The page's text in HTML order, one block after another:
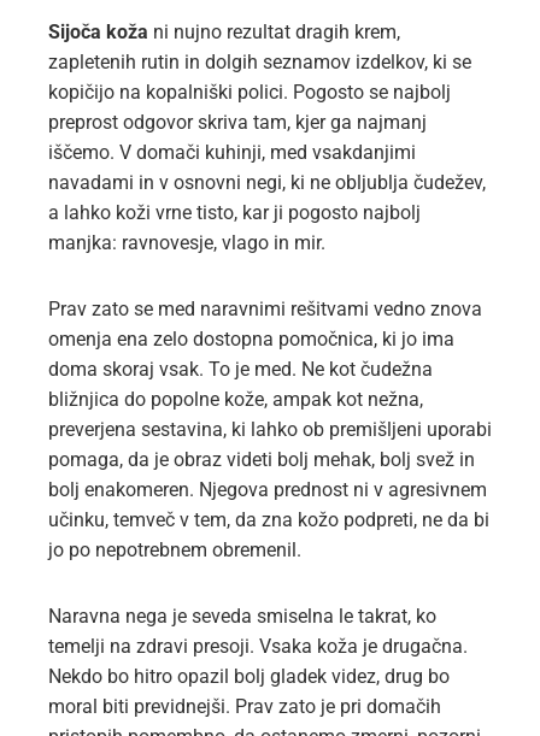
Sijoča koža ni nujno rezultat dragih krem,
zapletenih rutin in dolgih seznamov izdelkov, ki se
kopičijo na kopalniški polici. Pogosto se najbolj
preprost odgovor skriva tam, kjer ga najmanj
iščemo. V domači kuhinji, med vsakdanjimi
navadami in v osnovni negi, ki ne obljublja čudežev,
a lahko koži vrne tisto, kar ji pogosto najbolj
manjka: ravnovesje, vlago in mir.
Prav zato se med naravnimi rešitvami vedno znova
omenja ena zelo dostopna pomočnica, ki jo ima
doma skoraj vsak. To je med. Ne kot čudežna
bližnjica do popolne kože, ampak kot nežna,
preverjena sestavina, ki lahko ob premišljeni uporabi
pomaga, da je obraz videti bolj mehak, bolj svež in
bolj enakomeren. Njegova prednost ni v agresivnem
učinku, temveč v tem, da zna kožo podpreti, ne da bi
jo po nepotrebnem obremenil.
Naravna nega je seveda smiselna le takrat, ko
temelji na zdravi presoji. Vsaka koža je drugačna.
Nekdo bo hitro opazil bolj gladek videz, drug bo
moral biti previdnejši. Prav zato je pri domačih